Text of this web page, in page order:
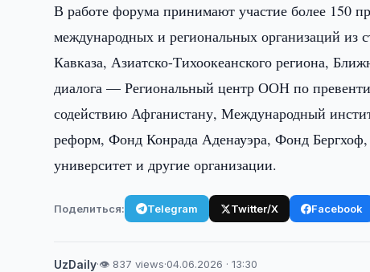
В работе форума принимают участие более 150
международных и региональных организаций
Кавказа, Азиатско-Тихоокеанского региона,
диалога — Региональный центр ООН по
содействию Афганистану, Международный
реформ, Фонд Конрада Аденауэра, Фонд
университет и другие организации.
Поделиться: Telegram Twitter/X Facebook
UzDaily·👁 837 views·04.06.2026 · 13:30